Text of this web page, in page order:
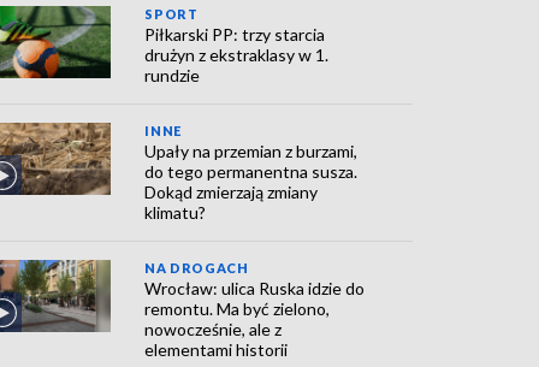
SPORT
Piłkarski PP: trzy starcia
drużyn z ekstraklasy w 1.
rundzie
INNE
Upały na przemian z burzami,
do tego permanentna susza.
Dokąd zmierzają zmiany
klimatu?
NA DROGACH
Wrocław: ulica Ruska idzie do
remontu. Ma być zielono,
nowocześnie, ale z
elementami historii